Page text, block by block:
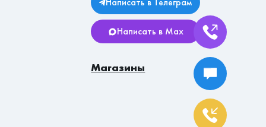
Написать в Max
Магазины